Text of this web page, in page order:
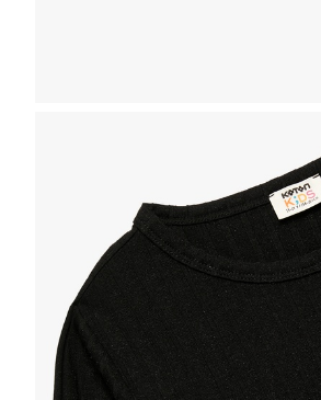
Tabel de